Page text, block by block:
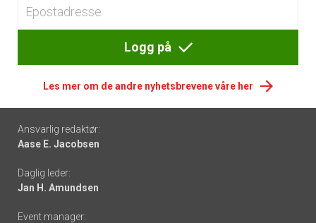
Logg på
Les mer om de andre nyhetsbrevene våre her
Footer
-
links
Ansvarlig redaktør:
Aase E. Jacobsen
Daglig leder:
Jan H. Amundsen
Event manager: